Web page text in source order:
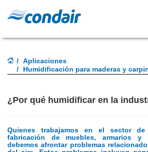
Aplicaciones
Humidificación para maderas y
¿Por qué humidificar en la
Quienes trabajamos en el sector
fabricación de muebles, armarios y
debemos afrontar problemas